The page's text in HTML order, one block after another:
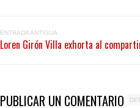
ENTRADA ANTIGUA
Loren Girón Villa exhorta al
PUBLICAR UN COMENTARIO